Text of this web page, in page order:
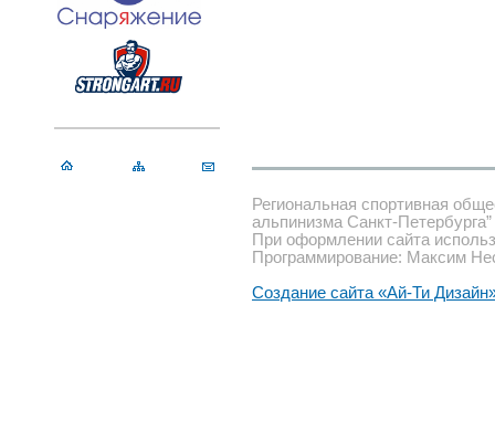
Региональная спортивная
альпинизма Санкт-Петербурга”
При оформлении сайта
Программирование: Максим
Создание сайта «Ай-Ти